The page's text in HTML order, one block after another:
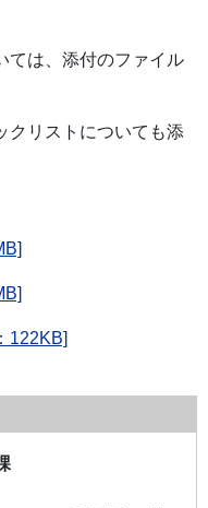
は、添付のファイル
リストについても添
122KB]